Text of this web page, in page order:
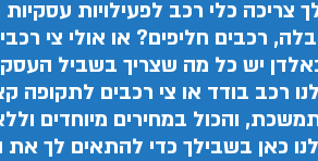
צריכה כלי רכב לפעילויות עסקיות
רכבים חליפים? או אולי צי
יש כל מה שצריך בשביל
רכב בודד או צי רכבים לתקופה
והכול במחירים מיוחדים
כאן בשבילך כדי להתאים לך